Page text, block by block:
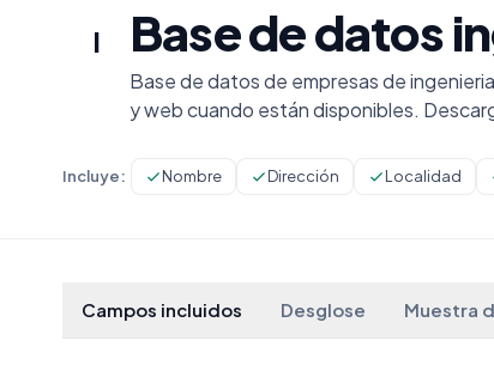
I Base de datos
Base de datos de empresas de
y web cuando están disponibles.
Incluye: Nombre Dirección Localidad
Campos incluidos Desglose Muestra